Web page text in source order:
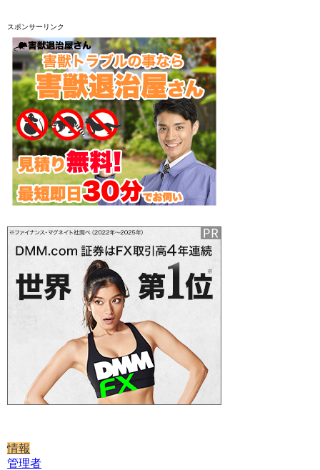
スポンサーリンク
情報
管理者